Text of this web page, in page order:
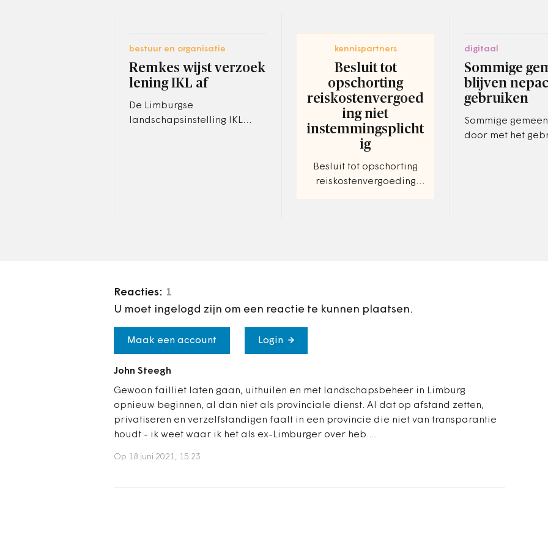
bestuur en organisatie
Remkes wijst verzoek
lening IKL af
De Limburgse
landschapsinstelling IKL
kennispartners
Besluit tot
opschorting
reiskostenvergoed
ing niet
instemmingsplicht
ig
Besluit tot opschorting
reiskostenvergoeding
digitaal
Sommige
blijven
gebruiken
Sommige
door met het
Reacties: 1
U moet ingelogd zijn om een reactie te kunnen plaatsen.
Maak een account Login
John Steegh
Gewoon failliet laten gaan, uithuilen en met landschapsbeheer in Limburg
opnieuw beginnen, al dan niet als provinciale dienst. Al dat op afstand zetten,
privatiseren en verzelfstandigen faalt in een provincie die niet van transparantie
houdt - ik weet waar ik het als ex-Limburger over heb....
Op 18 juni 2021, 15:23